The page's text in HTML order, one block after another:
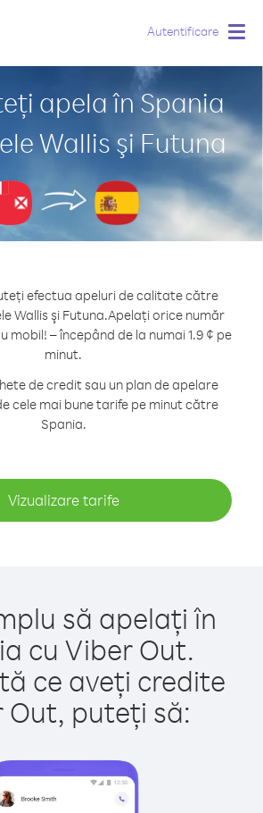
Autentificare
apela în Spania
Wallis şi Futuna
efectua apeluri de calitate către
Wallis şi Futuna.Apelați orice număr
mobil! – începând de la numai 1.9 ¢ pe
minut.
de credit sau un plan de apelare
cele mai bune tarife pe minut către
Spania.
Vizualizare tarife
să apelați în
cu Viber Out.
ce aveți credite
Out, puteți să: